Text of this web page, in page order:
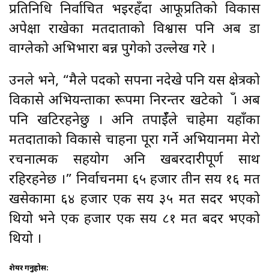
प्रतिनिधि निर्वाचित भइरहँदा आफूप्रतिको विकास
अपेक्षा राखेका मतदाताको विश्वास पनि अब डा
वाग्लेको अभिभारा बन्न पुगेको उल्लेख गरे ।
उनले भने, “मैले पदको सपना नदेखे पनि यस क्षेत्रको
विकासे अभियन्ताका रूपमा निरन्तर खटेको हुँ । अब
पनि खटिरहनेछु । अनि तपाईँले चाहेमा यहाँका
मतदाताको विकासे चाहना पूरा गर्ने अभियानमा मेरो
रचनात्मक सहयोग अनि खबरदारीपूर्ण साथ
रहिरहनेछ ।” निर्वाचनमा ६५ हजार तीन सय १६ मत
खसेकामा ६४ हजार एक सय ३५ मत सदर भएको
थियो भने एक हजार एक सय ८१ मत बदर भएको
थियो ।
शेयर गर्नुहोस: